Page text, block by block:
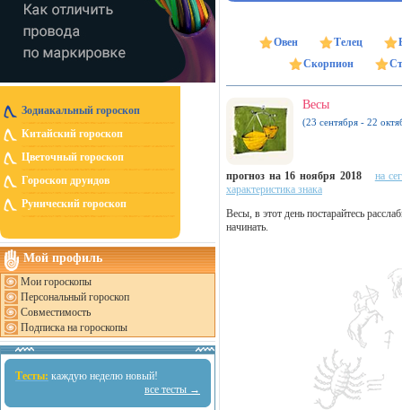
Зодиакальный гороскоп
Китайский гороскоп
Цветочный гороскоп
Гороскоп друидов
Рунический гороскоп
Мой профиль
Мои гороскопы
Персональный гороскоп
Совместимость
Подписка на гороскопы
Тесты: каждую неделю новый!
все тесты →
Овен Телец
Скорпион
Весы
(23 сентября - 22
прогноз на 16 ноября 2018
на
характеристика знака
Весы, в этот день постарайтесь
начинать.